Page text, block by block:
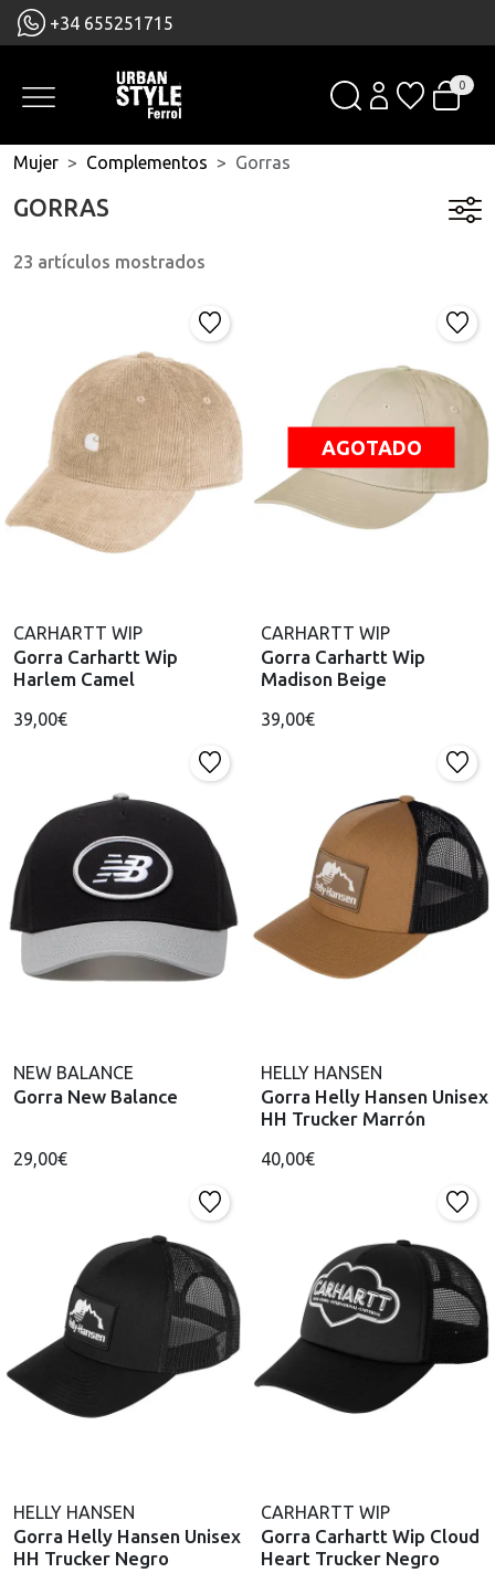
+34 655251715
0
Mujer Complementos Gorras
GORRAS
23 artículos mostrados
CARHARTT WIP
Gorra Carhartt Wip
Harlem Camel
39,00€
AGOTADO
CARHARTT WIP
Gorra Carhartt Wip
Madison Beige
39,00€
NEW BALANCE
Gorra New Balance
29,00€
HELLY HANSEN
Gorra Helly Hansen Unisex
HH Trucker Marrón
40,00€
HELLY HANSEN
Gorra Helly Hansen Unisex
HH Trucker Negro
CARHARTT WIP
Gorra Carhartt Wip Cloud
Heart Trucker Negro